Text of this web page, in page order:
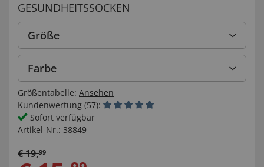
GESUNDHEITSSOCKEN
Größe
Farbe
Größentabelle: Ansehen
Kundenwertung (57):
Sofort verfügbar
Artikel-Nr.: 38849
€19,99